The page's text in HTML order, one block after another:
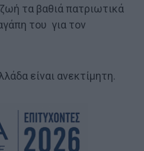
τα βαθιά πατριωτικά
του για τον
είναι ανεκτίμητη.